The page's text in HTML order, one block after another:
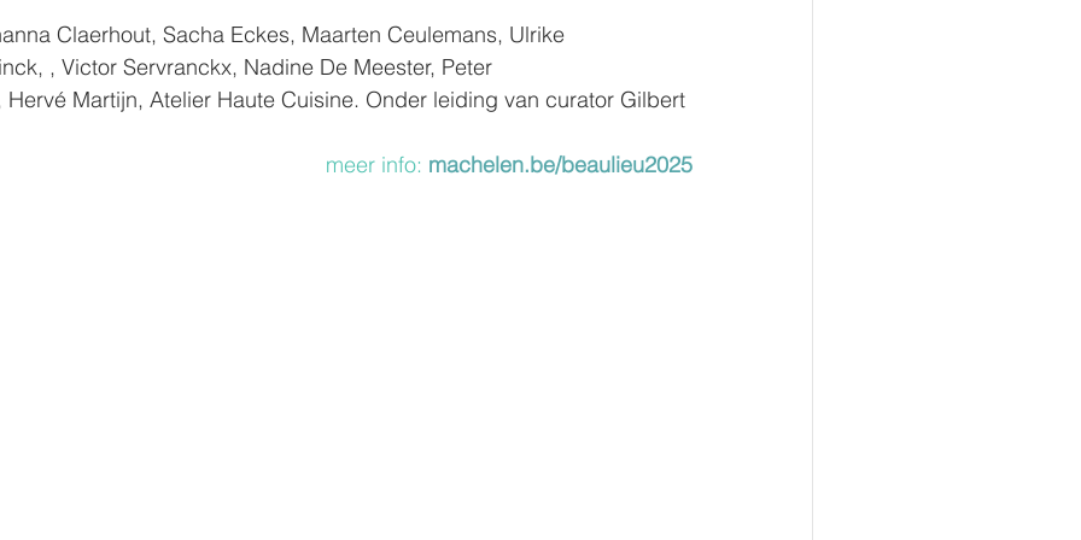
Claerhout, Sacha Eckes, Maarten Ceulemans, Ulrike
, Victor Servranckx, Nadine De Meester, Peter
Martijn, Atelier Haute Cuisine. Onder leiding van curator Gilbert
meer info: machelen.be/beaulieu2025